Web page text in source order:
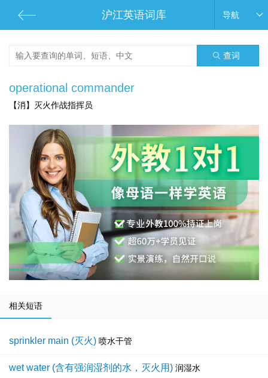
沪江英语词库 导航
查词
operational commander
【消】灭火作战指挥员
相关短语
sprinkler main (灭火) 喷水干管
wet water (含有强润湿剂的水，灭火用) 润湿水